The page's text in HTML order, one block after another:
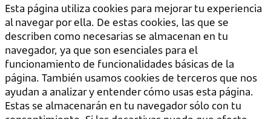
Esta página utiliza cookies para mejorar tu experiencia
al navegar por ella. De estas cookies, las que se
describen como necesarias se almacenan en tu
navegador, ya que son esenciales para el
funcionamiento de funcionalidades básicas de la
página. También usamos cookies de terceros que nos
ayudan a analizar y entender cómo usas esta página.
Estas se almacenarán en tu navegador sólo con tu